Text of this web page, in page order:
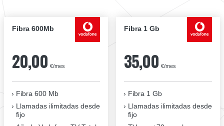
Fibra 600Mb
20,00 €/mes
Fibra 600 Mb
Llamadas ilimitadas desde
fijo
Fibra 1 Gb
35,00 €/mes
Fibra 1 Gb
Llamadas ilimitadas desde
fijo